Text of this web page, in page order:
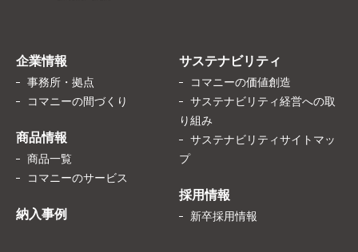
企業情報
事務所・拠点
コマニーの間づくり
商品情報
商品一覧
コマニーのサービス
納入事例
サステナビリティ
コマニーの価値創造
サステナビリティ経営への取
り組み
サステナビリティサイトマッ
プ
採用情報
新卒採用情報